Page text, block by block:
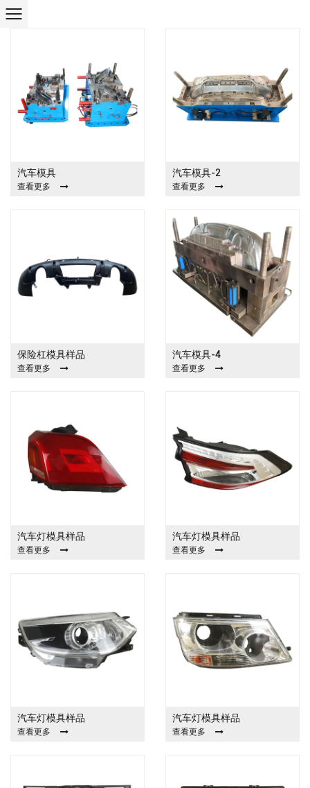
汽车模具
查看更多
汽车模具-2
查看更多
保险杠模具样品
查看更多
汽车模具-4
查看更多
汽车灯模具样品
查看更多
汽车灯模具样品
查看更多
汽车灯模具样品
查看更多
汽车灯模具样品
查看更多